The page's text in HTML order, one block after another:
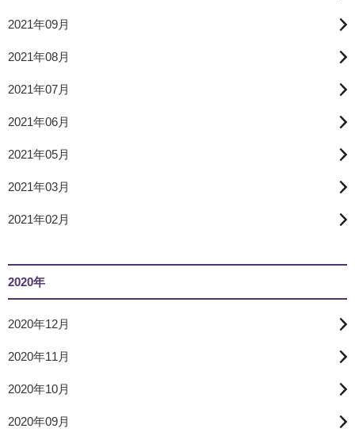
2021年09月
2021年08月
2021年07月
2021年06月
2021年05月
2021年03月
2021年02月
2020年
2020年12月
2020年11月
2020年10月
2020年09月